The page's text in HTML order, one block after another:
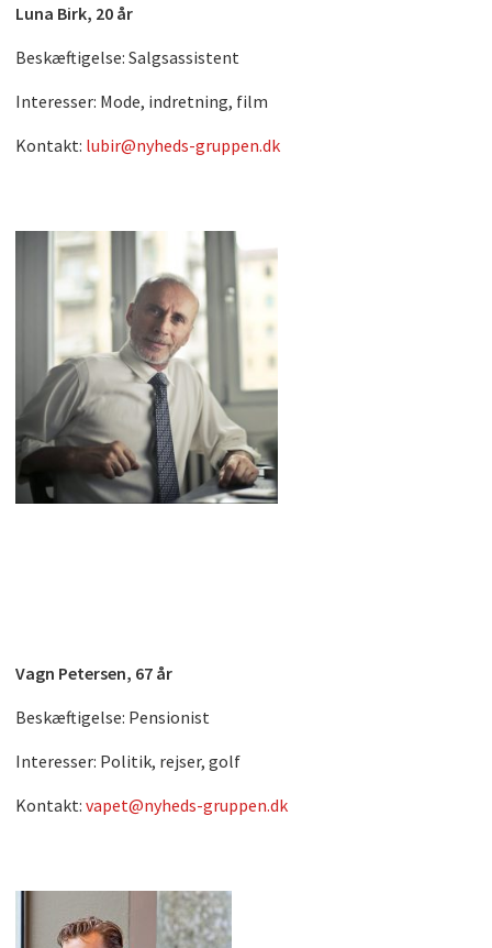
Luna Birk, 20 år
Beskæftigelse: Salgsassistent
Interesser: Mode, indretning, film
Kontakt: lubir@nyheds-gruppen.dk
Vagn Petersen, 67 år
Beskæftigelse: Pensionist
Interesser: Politik, rejser, golf
Kontakt: vapet@nyheds-gruppen.dk